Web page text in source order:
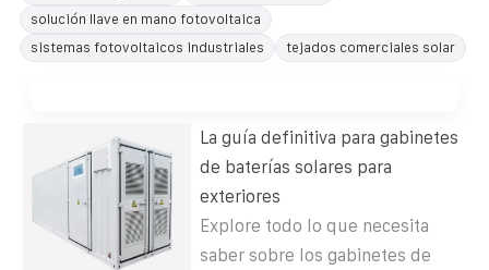
solución llave en mano fotovoltaica
sistemas fotovoltaicos industriales
tejados comerciales solar
La guía definitiva para gabinetes
de baterías solares para
exteriores
Explore todo lo que necesita
saber sobre los gabinetes de